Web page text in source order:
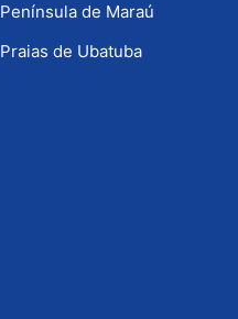
Península de Maraú
Praias de Ubatuba